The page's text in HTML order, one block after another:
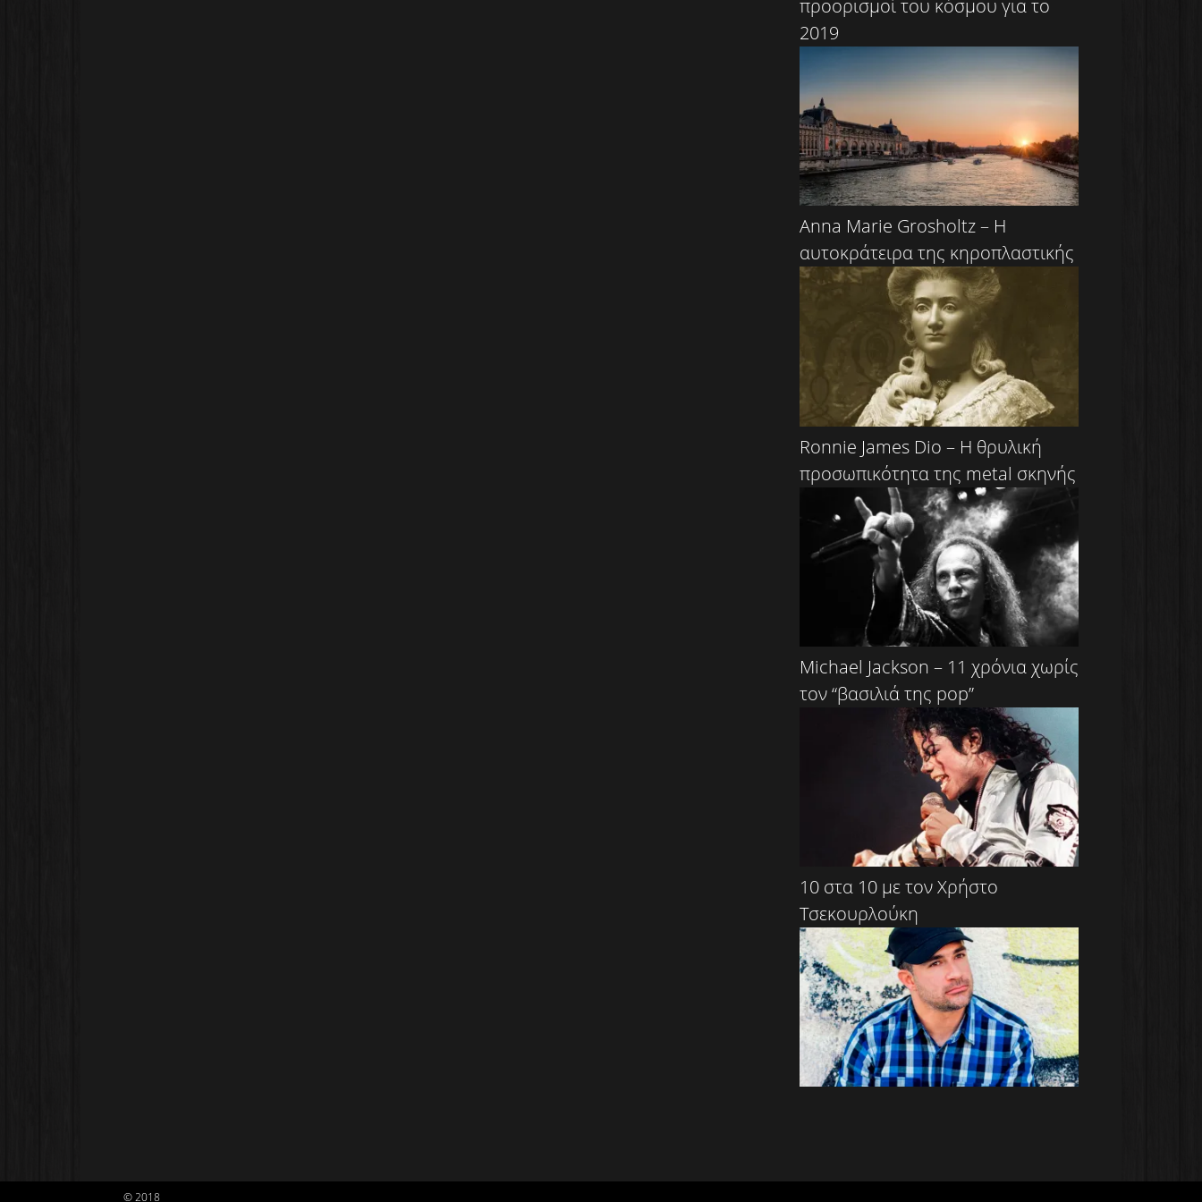
προορισμοί του κόσμου για το
2019
Anna Marie Grosholtz – Η
αυτοκράτειρα της κηροπλαστικής
Ronnie James Dio – Η θρυλική
προσωπικότητα της metal σκηνής
Michael Jackson – 11 χρόνια χωρίς
τον “βασιλιά της pop”
10 στα 10 με τον Χρήστο
Τσεκουρλούκη
© 2018